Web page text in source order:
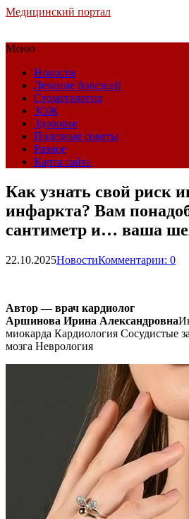
Медицинский портал
Меню
Новости
Лечение болезней
Стоматология
ЗОЖ
Здоровье
Полезные советы
Разное
Карта сайта
Как узнать свой риск
инфаркта? Вам
сантиметр и… ваша
22.10.2025НовостиКомментарии: 0
Автор — врач кардиолог
Аршинова Ирина Александровна
миокарда Кардиология Сосудистые
мозга Неврология